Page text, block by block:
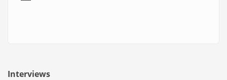
Interviews